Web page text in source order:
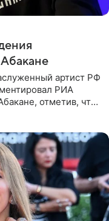
артист РФ
РИА
отметив, что